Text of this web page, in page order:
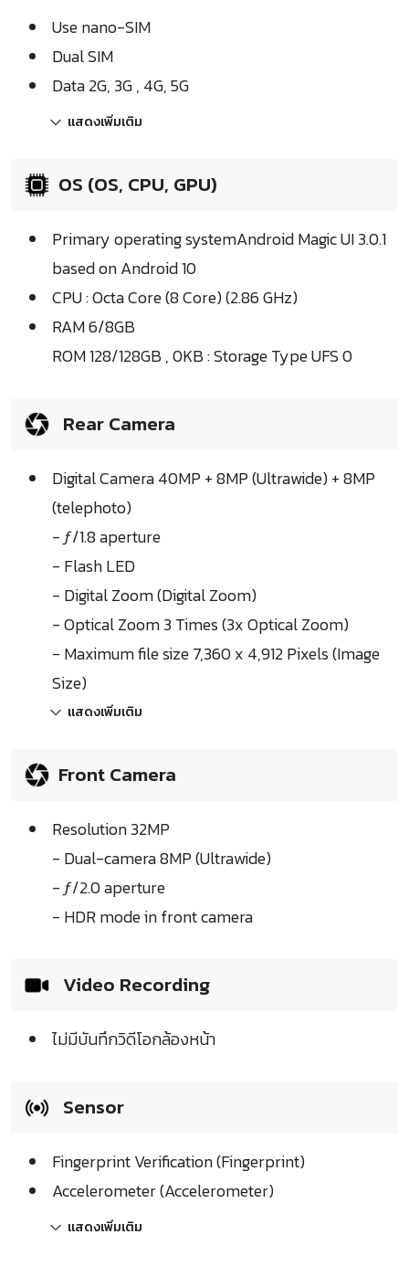
Use nano-SIM
Dual SIM
Data 2G, 3G , 4G, 5G
แสดงเพิ่มเติม
OS (OS, CPU, GPU)
Primary operating systemAndroid Magic UI 3.0.1
based on Android 10
CPU : Octa Core (8 Core) (2.86 GHz)
RAM 6/8GB
ROM 128/128GB , 0KB : Storage Type UFS 0
Rear Camera
Digital Camera 40MP + 8MP (Ultrawide) + 8MP
(telephoto)
- ƒ/1.8 aperture
- Flash LED
- Digital Zoom (Digital Zoom)
- Optical Zoom 3 Times (3x Optical Zoom)
- Maximum file size 7,360 x 4,912 Pixels (Image
Size)
แสดงเพิ่มเติม
Front Camera
Resolution 32MP
- Dual-camera 8MP (Ultrawide)
- ƒ/2.0 aperture
- HDR mode in front camera
Video Recording
ไม่มีบันทึกวิดีโอกล้องหน้า
Sensor
Fingerprint Verification (Fingerprint)
Accelerometer (Accelerometer)
แสดงเพิ่มเติม